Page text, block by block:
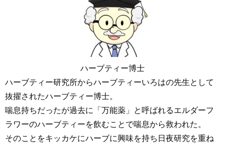
ハーブティー博士
ハーブティー研究所からハーブティーいろはの先生として
抜擢されたハーブティー博士。
喘息持ちだったが過去に「万能薬」と呼ばれるエルダーフ
ラワーのハーブティーを飲むことで喘息から救われた。
そのことをキッカケにハーブに興味を持ち日夜研究を重ね